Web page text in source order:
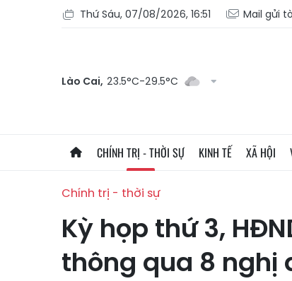
Thứ Sáu, 07/08/2026, 16:51 Mail gửi
Lào Cai, 23.5°C-29.5°C
CHÍNH TRỊ - THỜI SỰ KINH TẾ XÃ HỘI
Chính trị - thời sự
Kỳ họp thứ 3,
thông qua 8 nghị